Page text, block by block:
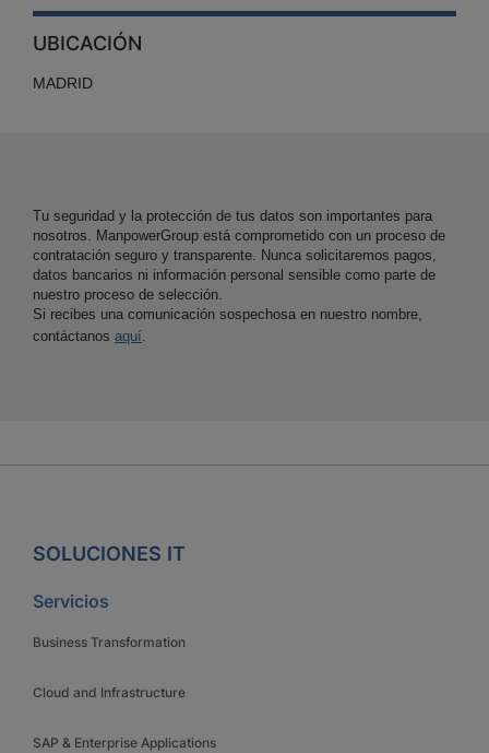
UBICACIÓN
MADRID
Tu seguridad y la protección de tus datos son importantes para
nosotros. ManpowerGroup está comprometido con un proceso de
contratación seguro y transparente. Nunca solicitaremos pagos,
datos bancarios ni información personal sensible como parte de
nuestro proceso de selección.
Si recibes una comunicación sospechosa en nuestro nombre,
contáctanos aquí
SOLUCIONES IT
Servicios
Business Transformation
Cloud and Infrastructure
SAP & Enterprise Applications